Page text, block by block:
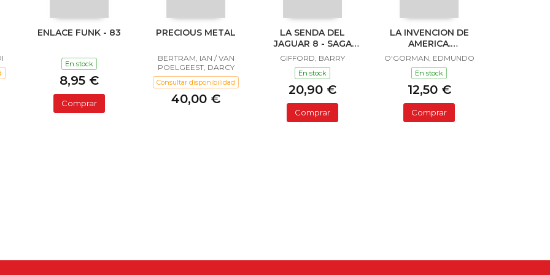
ENLACE FUNK - 83
En stock
8,95 €
Comprar
PRECIOUS METAL
BERTRAM, IAN / VAN
POELGEEST, DARCY
Consultar disponibilidad
40,00 €
LA SENDA DEL
JAGUAR 8 - SAGA
SAILOR Y LULA
GIFFORD, BARRY
En stock
20,90 €
Comprar
LA INVENCION DE
AMERICA.
INVESTIGACION
ACERCA DE L
O'GORMAN, EDMUNDO
En stock
12,50 €
Comprar